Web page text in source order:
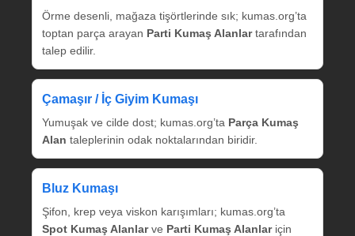
Örme desenli, mağaza tişörtlerinde sık; kumas.org’ta
toptan parça arayan Parti Kumaş Alanlartarafından
talep edilir.
Çamaşır / İç Giyim Kumaşı
Yumuşak ve cilde dost; kumas.org’ta Parça Kumaş
Alan taleplerinin odak noktalarından biridir.
Bluz Kumaşı
Şifon, krep veya viskon karışımları; kumas.org’ta
Spot Kumaş Alanlarve Parti Kumaş Alanlariçin